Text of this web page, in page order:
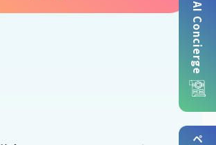
AI Concierge